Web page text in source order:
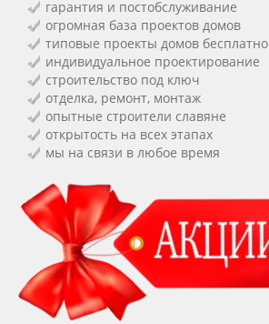
гарантия и постобслуживание
огромная база проектов домов
типовые проекты домов бесплатно
индивидуальное проектирование
строительство под ключ
отделка, ремонт, монтаж
опытные строители славяне
открытость на всех этапах
мы на связи в любое время